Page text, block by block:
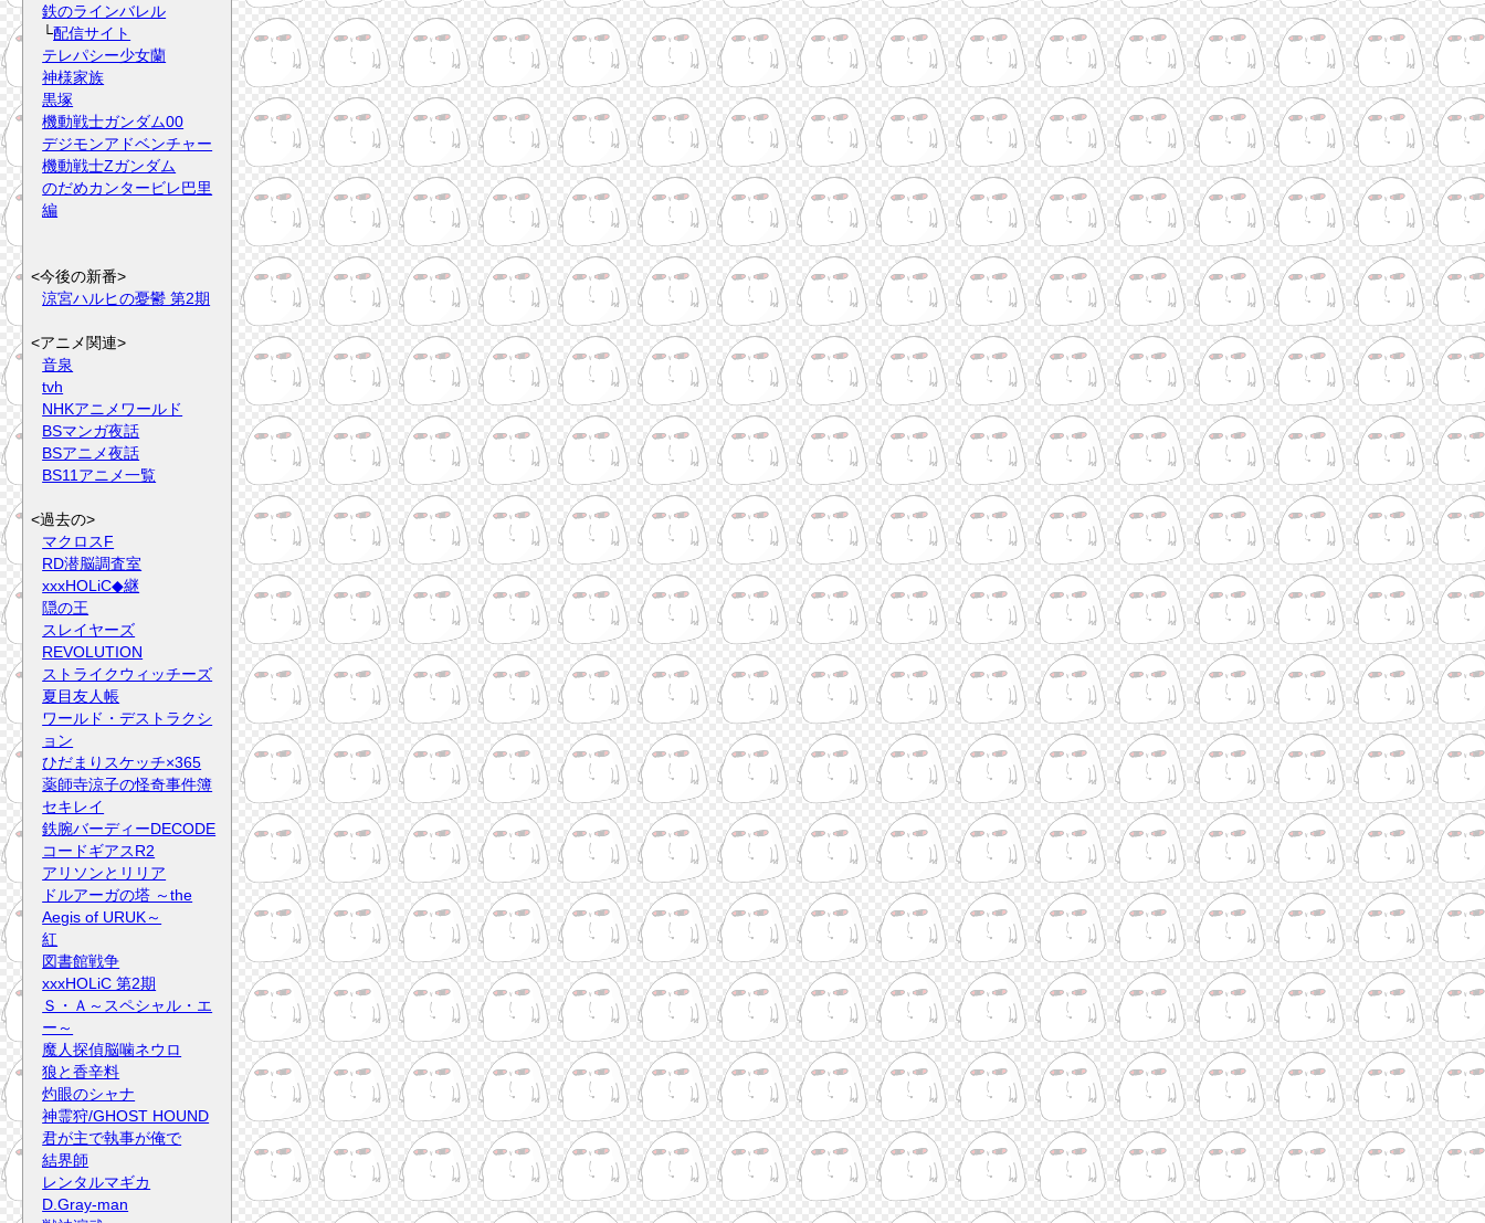
鉄のラインバレル
└配信サイト
テレパシー少女蘭
神様家族
黒塚
機動戦士ガンダム00
デジモンアドベンチャー
機動戦士Zガンダム
のだめカンタービレ巴里
編
<今後の新番>
涼宮ハルヒの憂鬱 第2期
<アニメ関連>
音泉
tvh
NHKアニメワールド
BSマンガ夜話
BSアニメ夜話
BS11アニメ一覧
<過去の>
マクロスF
RD潜脳調査室
xxxHOLiC◆継
隠の王
スレイヤーズ
REVOLUTION
ストライクウィッチーズ
夏目友人帳
ワールド・デストラクシ
ョン
ひだまりスケッチ×365
薬師寺涼子の怪奇事件簿
セキレイ
鉄腕バーディーDECODE
コードギアスR2
アリソンとリリア
ドルアーガの塔 ～the
Aegis of URUK～
紅
図書館戦争
xxxHOLiC 第2期
Ｓ・Ａ～スペシャル・エ
ー～
魔人探偵脳噛ネウロ
狼と香辛料
灼眼のシャナ
神霊狩/GHOST HOUND
君が主で執事が俺で
結界師
レンタルマギカ
D.Gray-man